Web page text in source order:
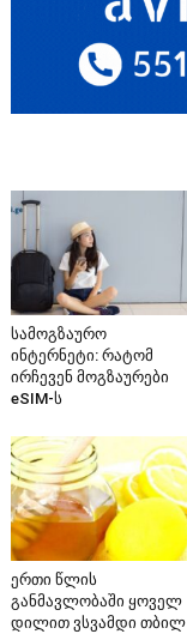
სამოგზაურო
ინტერნეტი: რატომ
ირჩევენ მოგზაურები
eSIM-ს
ერთი წლის
განმავლობაში ყოველ
დილით ვსვამდი თბილ